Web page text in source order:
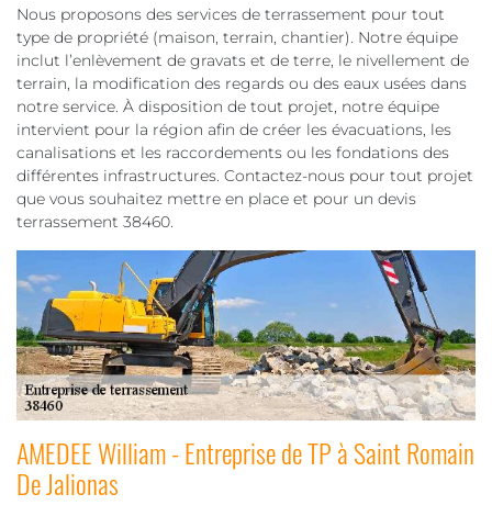
Nous proposons des services de terrassement pour tout
type de propriété (maison, terrain, chantier). Notre équipe
inclut l’enlèvement de gravats et de terre, le nivellement de
terrain, la modification des regards ou des eaux usées dans
notre service. À disposition de tout projet, notre équipe
intervient pour la région afin de créer les évacuations, les
canalisations et les raccordements ou les fondations des
différentes infrastructures. Contactez-nous pour tout projet
que vous souhaitez mettre en place et pour un devis
terrassement 38460.
AMEDEE William - Entreprise de TP à Saint Romain
De Jalionas